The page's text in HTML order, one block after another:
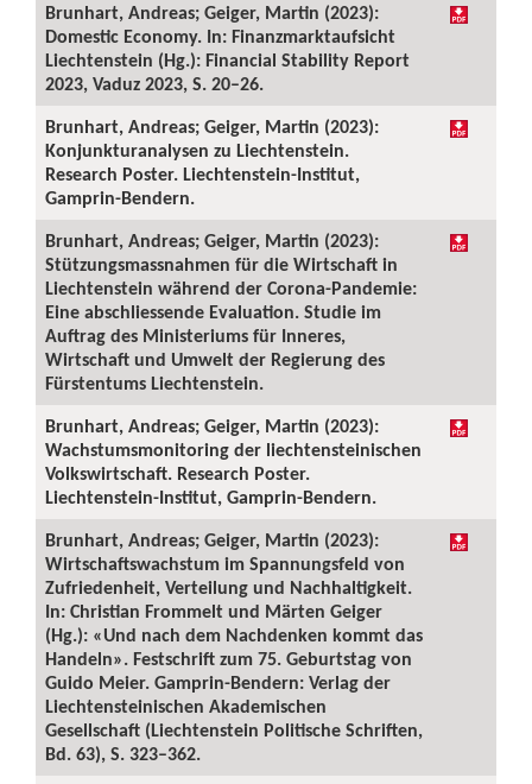
Brunhart, Andreas; Geiger, Martin (2023):
Domestic Economy. In: Finanzmarktaufsicht
Liechtenstein (Hg.): Financial Stability Report
2023, Vaduz 2023, S. 20–26.
Brunhart, Andreas; Geiger, Martin (2023):
Konjunkturanalysen zu Liechtenstein.
Research Poster. Liechtenstein-Institut,
Gamprin-Bendern.
Brunhart, Andreas; Geiger, Martin (2023):
Stützungsmassnahmen für die Wirtschaft in
Liechtenstein während der Corona-Pandemie:
Eine abschliessende Evaluation. Studie im
Auftrag des Ministeriums für Inneres,
Wirtschaft und Umwelt der Regierung des
Fürstentums Liechtenstein.
Brunhart, Andreas; Geiger, Martin (2023):
Wachstumsmonitoring der liechtensteinischen
Volkswirtschaft. Research Poster.
Liechtenstein-Institut, Gamprin-Bendern.
Brunhart, Andreas; Geiger, Martin (2023):
Wirtschaftswachstum im Spannungsfeld von
Zufriedenheit, Verteilung und Nachhaltigkeit.
In: Christian Frommelt und Märten Geiger
(Hg.): «Und nach dem Nachdenken kommt das
Handeln». Festschrift zum 75. Geburtstag von
Guido Meier. Gamprin-Bendern: Verlag der
Liechtensteinischen Akademischen
Gesellschaft (Liechtenstein Politische Schriften,
Bd. 63), S. 323–362.